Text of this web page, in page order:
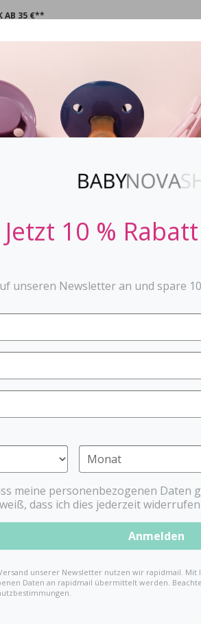
AB 35 €**
STOPPi BABYFLASCHEN
CHERRY
EN
Jetzt 10 %
unseren Newsletter an und spare
meine personenbezogenen Daten
dass ich dies jederzeit
Anmelden
unserer Newsletter nutzen wir rapidmail. Mit
Daten an rapidmail übermittelt werden.